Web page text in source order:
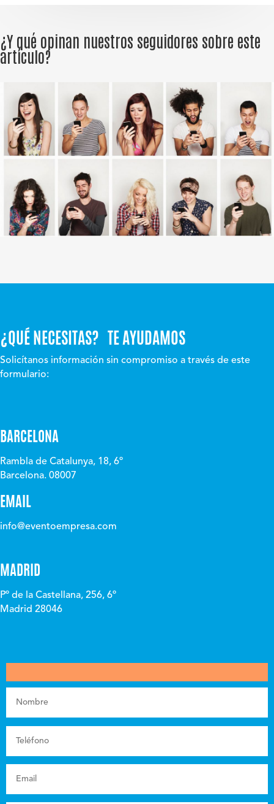
¿Y qué opinan nuestros seguidores sobre este
artículo?
¿QUÉ NECESITAS? TE AYUDAMOS
Solicítanos información sin compromiso a través de este
formulario:
BARCELONA
Rambla de Catalunya, 18, 6º
Barcelona. 08007
EMAIL
info@eventoempresa.com
MADRID
Pº de la Castellana, 256, 6º
Madrid 28046